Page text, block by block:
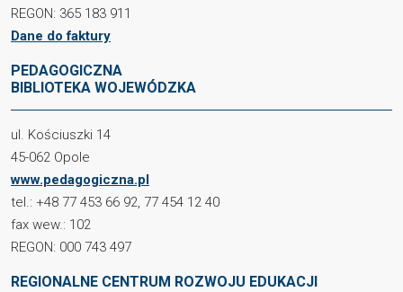
REGON: 365 183 911
Dane do faktury
PEDAGOGICZNA
BIBLIOTEKA WOJEWÓDZKA
ul. Kościuszki 14
45-062 Opole
www.pedagogiczna.pl
tel.: +48 77 453 66 92, 77 454 12 40
fax wew.: 102
REGON: 000 743 497
REGIONALNE CENTRUM ROZWOJU EDUKACJI